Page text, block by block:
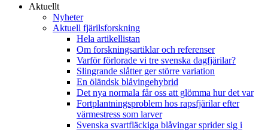
Aktuellt
Nyheter
Aktuell fjärilsforskning
Hela artikellistan
Om forskningsartiklar och referenser
Varför förlorade vi tre svenska dagfjärilar?
Slingrande slåtter ger större variation
En öländsk blåvingehybrid
Det nya normala får oss att glömma hur det var
Fortplantningsproblem hos rapsfjärilar efter
värmestress som larver
Svenska svartfläckiga blåvingar sprider sig i